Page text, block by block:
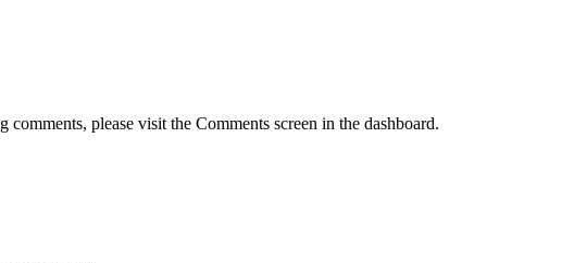
please visit the Comments screen in the dashboard.